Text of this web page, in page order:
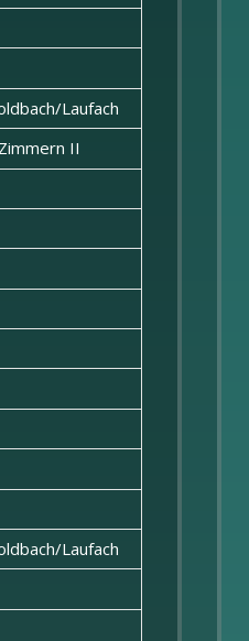
Laufach
II
Laufach